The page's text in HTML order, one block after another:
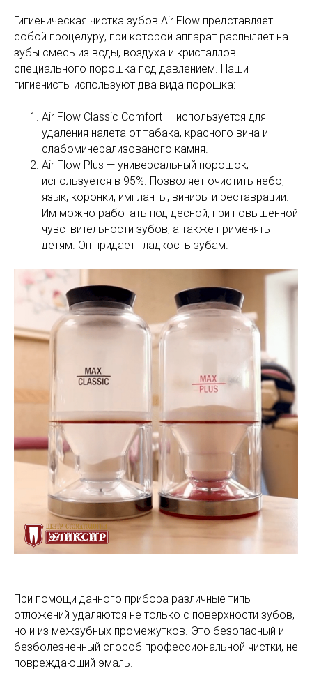
Гигиеническая чистка зубов Air Flow представляет
собой процедуру, при которой аппарат распыляет на
зубы смесь из воды, воздуха и кристаллов
специального порошка под давлением. Наши
гигиенисты используют два вида порошка:
Air Flow Classic Comfort — используется для
удаления налета от табака, красного вина и
слабоминерализованого камня.
Air Flow Plus — универсальный порошок,
используется в 95%. Позволяет очистить небо,
язык, коронки, импланты, виниры и реставрации.
Им можно работать под десной, при повышенной
чувствительности зубов, а также применять
детям. Он придает гладкость зубам.
При помощи данного прибора различные типы
отложений удаляются не только с поверхности зубов,
но и из межзубных промежутков. Это безопасный и
безболезненный способ профессиональной чистки, не
повреждающий эмаль.